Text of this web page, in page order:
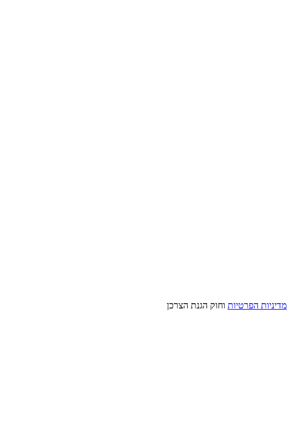
מדיניות הפרטיות וחוק הגנת הצרכן